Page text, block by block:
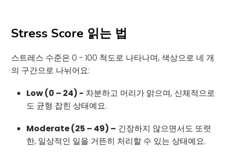
Stress Score 읽는 법
스트레스 수준은 0 - 100 척도로 나타나며, 색상으로 네 개
의 구간으로 나뉘어요:
Low (0 – 24) - 차분하고 머리가 맑으며, 신체적으로
도 균형 잡힌 상태예요.
Moderate (25 – 49) – 긴장하지 않으면서도 또렷
한, 일상적인 일을 거뜬히 처리할 수 있는 상태예요.